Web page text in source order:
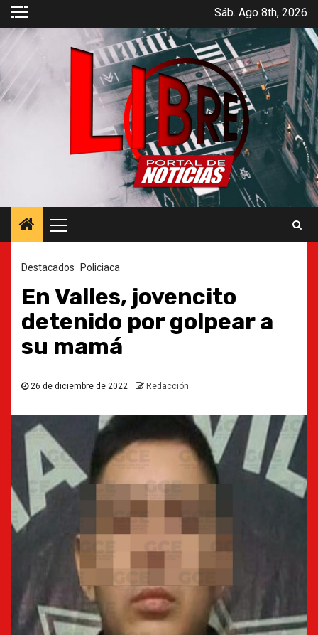
Saltar
contenido
Sáb. Ago 8th, 2026
principal
Destacados Policiaca
En Valles, jovencito
detenido por golpear a
su mamá
26 de diciembre de 2022 Redacción